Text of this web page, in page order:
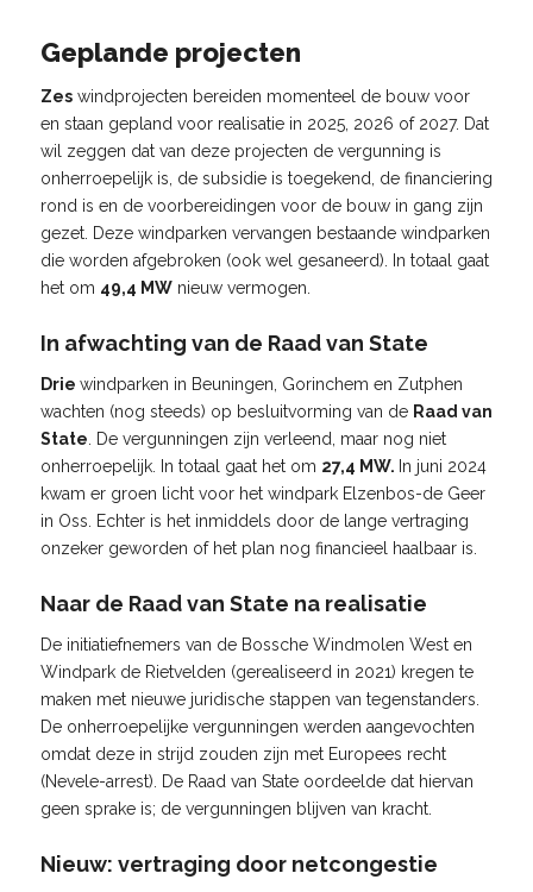
Geplande projecten
Zeswindprojecten bereiden momenteel de bouw voor
en staan gepland voor realisatie in 2025, 2026 of 2027. Dat
wil zeggen dat van deze projecten de vergunning is
onherroepelijk is, de subsidie is toegekend, de financiering
rond is en de voorbereidingen voor de bouw in gang zijn
gezet. Deze windparken vervangen bestaande windparken
die worden afgebroken (ook wel gesaneerd). In totaal gaat
het om 49,4 MWnieuw vermogen.
In afwachting van de Raad van State
Drie windparken in Beuningen, Gorinchem en Zutphen
wachten (nog steeds) op besluitvorming van de Raad van
State. De vergunningen zijn verleend, maar nog niet
onherroepelijk. In totaal gaat het om 27,4 MW. In juni 2024
kwam er groen licht voor het windpark Elzenbos-de Geer
in Oss. Echter is het inmiddels door de lange vertraging
onzeker geworden of het plan nog financieel haalbaar is.
Naar de Raad van State na realisatie
De initiatiefnemers van de Bossche Windmolen West en
Windpark de Rietvelden (gerealiseerd in 2021) kregen te
maken met nieuwe juridische stappen van tegenstanders.
De onherroepelijke vergunningen werden aangevochten
omdat deze in strijd zouden zijn met Europees recht
(Nevele-arrest). De Raad van State oordeelde dat hiervan
geen sprake is; de vergunningen blijven van kracht.
Nieuw: vertraging door netcongestie